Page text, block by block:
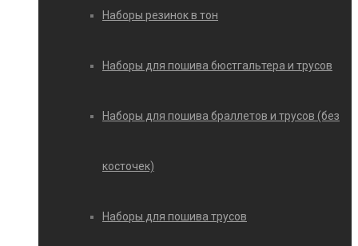
Наборы резинок в тон
Наборы для пошива бюстгальтера и трусов
Наборы для пошива браллетов и трусов (без
косточек)
Наборы для пошива трусов